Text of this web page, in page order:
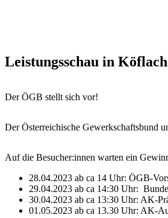
Leistungsschau in Köflach
Der ÖGB stellt sich vor!
Der Österreichische Gewerkschaftsbund
Auf die Besucher:innen warten ein
28.04.2023 ab ca 14 Uhr: ÖGB-
29.04.2023 ab ca 14:30 Uhr:
30.04.2023 ab ca 13:30 Uhr: AK-
01.05.2023 ab ca 13.30 Uhr: AK-